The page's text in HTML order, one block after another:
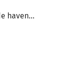
haven...